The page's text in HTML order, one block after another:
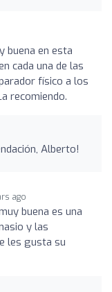
buena en esta
cada una de las
físico a los
recomiendo.
Alberto!
ago
buena es una
y las
les gusta su